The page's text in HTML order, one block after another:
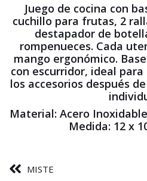
Juego de cocina con
cuchillo para frutas, 2
destapador de
rompenueces. Cada
mango ergonómico.
con escurridor, ideal
los accesorios después
Material: Acero
Medida: 12 x
MISTE